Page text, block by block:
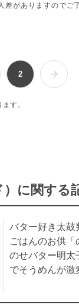
がありますのでご
2
す。
に関する
バター好き太鼓
ごはんのお供「
のせバター明太
でそうめんが激